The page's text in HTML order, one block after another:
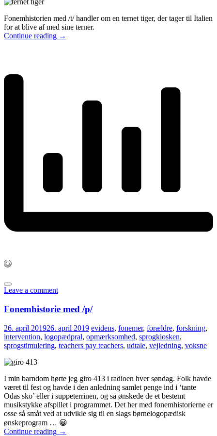
Fonemhistorien med /t/ handler om en ternet tiger, der tager til Italien
for at blive af med sine terner.
Continue reading →
Leave a comment
Fonemhistorie med /p/
26. april 201926. april 2019 evidens, fonemer, forældre, forskning,
intervention, logopædpral, opmærksomhed, sprogkiosken,
sprogstimulering, teachers pay teachers, udtale, vejledning, voksne
I min barndom hørte jeg giro 413 i radioen hver søndag. Folk havde
været til fest og havde i den anledning samlet penge ind i ‘tante
Odas sko’ eller i suppeterrinen, og så ønskede de et bestemt
musikstykke afspillet i programmet. Det her med fonemhistorierne er
osse så småt ved at udvikle sig til en slags børnelogopædisk
ønskeprogram … 😀
Continue reading →